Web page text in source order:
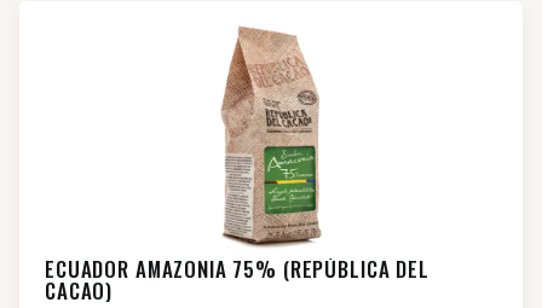
ECUADOR AMAZONIA 75% (REPÚBLICA DEL
CACAO)